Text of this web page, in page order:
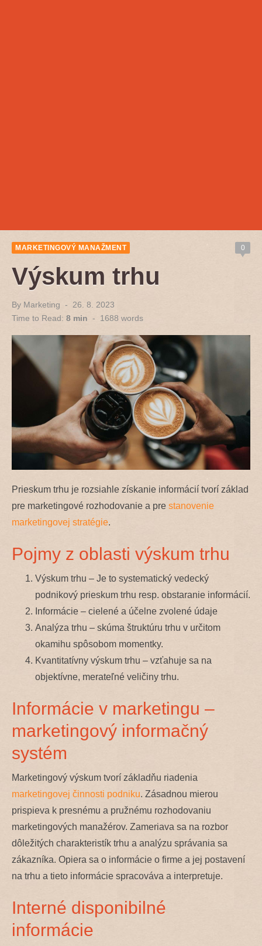
MARKETINGOVÝ MANAŽMENT 0
Výskum trhu
By Marketing
Posted
on
26. 8. 2023
Time to Read: 8 min - 1688 words
Prieskum trhu je rozsiahle získanie informácií tvorí základ
pre marketingové rozhodovanie a pre stanovenie
marketingovej stratégie.
Pojmy z oblasti výskum trhu
Výskum trhu – Je to systematický vedecký
podnikový prieskum trhu resp. obstaranie informácií.
Informácie – cielené a účelne zvolené údaje
Analýza trhu – skúma štruktúru trhu v určitom
okamihu spôsobom momentky.
Kvantitatívny výskum trhu – vzťahuje sa na
objektívne, merateľné veličiny trhu.
Informácie v marketingu –
marketingový informačný
systém
Marketingový výskum tvorí základňu riadenia
marketingovej činnosti podniku. Zásadnou mierou
prispieva k presnému a pružnému rozhodovaniu
marketingových manažérov. Zameriava sa na rozbor
dôležitých charakteristík trhu a analýzu správania sa
zákazníka. Opiera sa o informácie o firme a jej postavení
na trhu a tieto informácie spracováva a interpretuje.
Interné disponibilné
informácie